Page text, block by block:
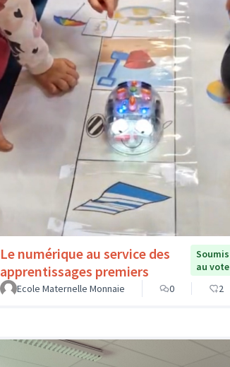
Le numérique au service des
apprentissages premiers
Soumis
au vote
Ecole Maternelle Monnaie
0 2